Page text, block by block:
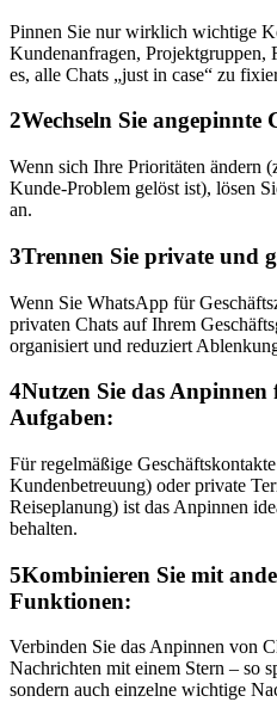
Pinnen Sie nur wirklich wichtige
Kundenanfragen, Projektgruppen,
es, alle Chats „just in case“ zu
2Wechseln Sie angepinnte
Wenn sich Ihre Prioritäten ändern
Kunde-Problem gelöst ist), lösen
an.
3Trennen Sie private und
Wenn Sie WhatsApp für
privaten Chats auf Ihrem
organisiert und reduziert
4Nutzen Sie das
Aufgaben:
Für regelmäßige
Kundenbetreuung) oder private
Reiseplanung) ist das Anpinnen
behalten.
5Kombinieren Sie mit
Funktionen:
Verbinden Sie das Anpinnen von
Nachrichten mit einem Stern – so
sondern auch einzelne wichtige